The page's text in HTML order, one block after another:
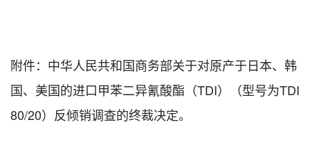
附件：中华人民共和国商务部关于对原产于日本、韩
国、美国的进口甲苯二异氰酸酯（TDI）（型号为TDI
80/20）反倾销调查的终裁决定。